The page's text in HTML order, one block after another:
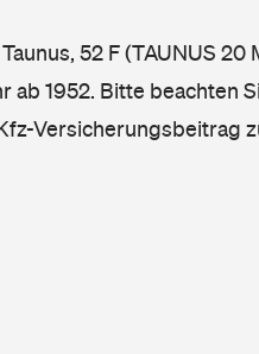
52 F (TAUNUS 20
ab 1952. Bitte beachten
Versicherungsbeitrag